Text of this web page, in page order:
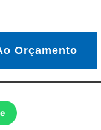
Orçamento